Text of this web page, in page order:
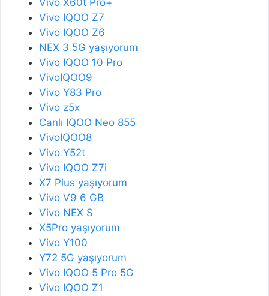
Vivo X60t Pro+
Vivo IQOO Z7
Vivo IQOO Z6
NEX 3 5G yaşıyorum
Vivo IQOO 10 Pro
VivoIQOO9
Vivo Y83 Pro
Vivo z5x
Canlı IQOO Neo 855
VivoIQOO8
Vivo Y52t
Vivo IQOO Z7i
X7 Plus yaşıyorum
Vivo V9 6 GB
Vivo NEX S
X5Pro yaşıyorum
Vivo Y100
Y72 5G yaşıyorum
Vivo IQOO 5 Pro 5G
Vivo IQOO Z1